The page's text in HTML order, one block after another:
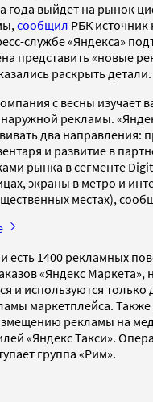
года выйдет на рынок
сообщил РБК источник
службе «Яндекса»
представить «новые
раскрыть детали.
с весны изучает
рекламы.
два направления:
и развитие в
рынка в сегменте
экраны в метро и
местах),
есть 1400 рекламных
«Яндекс Маркета»,
и используются только
маркетплейса.
рекламы на
«Яндекс Такси».
группа «Рим».